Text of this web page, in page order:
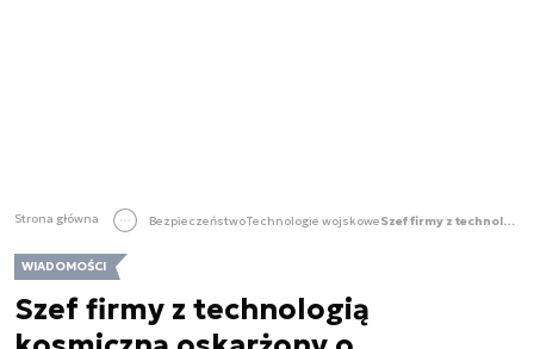
Strona główna BezpieczeństwoTechnologie wojskowe Szef firmy z technologią kosmiczną oskarżony o szpiegostwo dla Rosji
WIADOMOŚCI
Szef firmy z technologią